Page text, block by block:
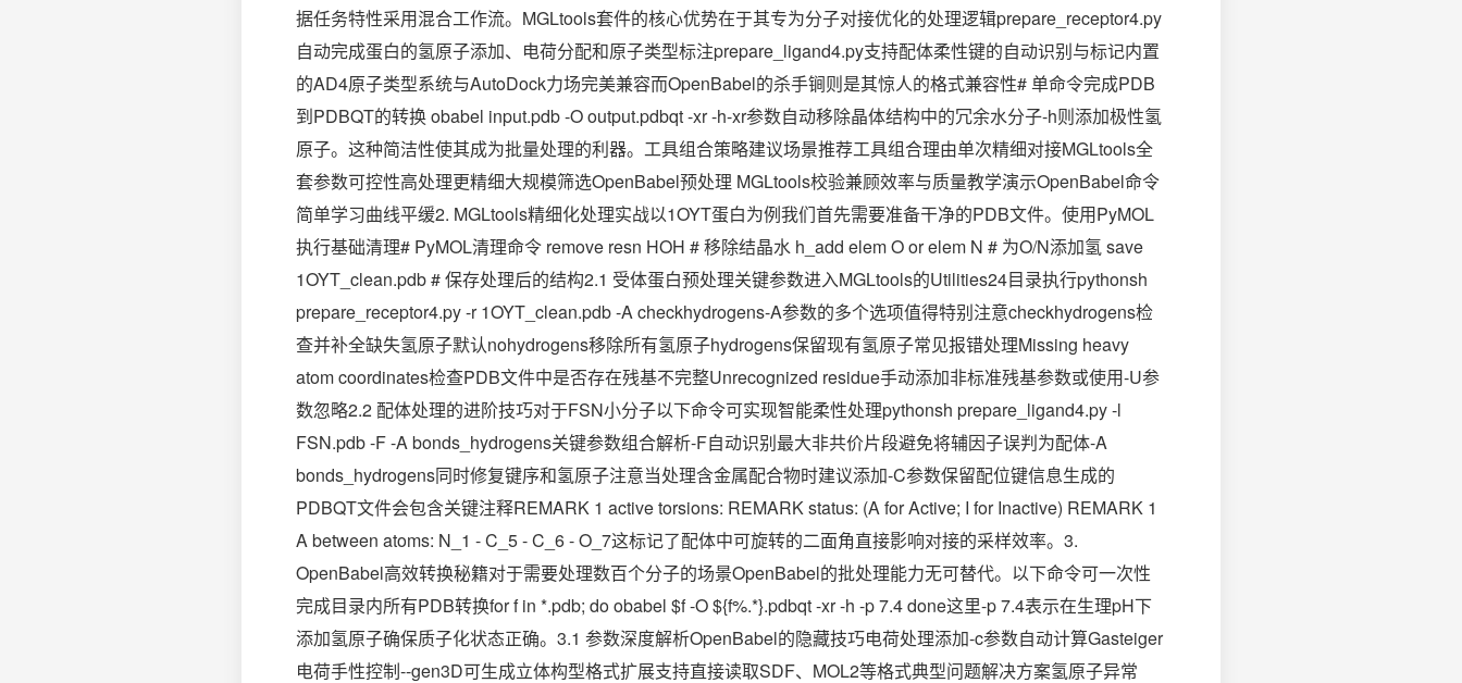
据任务特性采用混合工作流。MGLtools套件的核心优势在于其专为分子对接优化的处理逻辑prepare_receptor4.py
自动完成蛋白的氢原子添加、电荷分配和原子类型标注prepare_ligand4.py支持配体柔性键的自动识别与标记内置
的AD4原子类型系统与AutoDock力场完美兼容而OpenBabel的杀手锏则是其惊人的格式兼容性# 单命令完成PDB
到PDBQT的转换 obabel input.pdb -O output.pdbqt -xr -h-xr参数自动移除晶体结构中的冗余水分子-h则添加极性氢
原子。这种简洁性使其成为批量处理的利器。工具组合策略建议场景推荐工具组合理由单次精细对接MGLtools全
套参数可控性高处理更精细大规模筛选OpenBabel预处理 MGLtools校验兼顾效率与质量教学演示OpenBabel命令
简单学习曲线平缓2. MGLtools精细化处理实战以1OYT蛋白为例我们首先需要准备干净的PDB文件。使用PyMOL
执行基础清理# PyMOL清理命令 remove resn HOH # 移除结晶水 h_add elem O or elem N # 为O/N添加氢 save
1OYT_clean.pdb # 保存处理后的结构2.1 受体蛋白预处理关键参数进入MGLtools的Utilities24目录执行pythonsh
prepare_receptor4.py -r 1OYT_clean.pdb -A checkhydrogens-A参数的多个选项值得特别注意checkhydrogens检
查并补全缺失氢原子默认nohydrogens移除所有氢原子hydrogens保留现有氢原子常见报错处理Missing heavy
atom coordinates检查PDB文件中是否存在残基不完整Unrecognized residue手动添加非标准残基参数或使用-U参
数忽略2.2 配体处理的进阶技巧对于FSN小分子以下命令可实现智能柔性处理pythonsh prepare_ligand4.py -l
FSN.pdb -F -A bonds_hydrogens关键参数组合解析-F自动识别最大非共价片段避免将辅因子误判为配体-A
bonds_hydrogens同时修复键序和氢原子注意当处理含金属配合物时建议添加-C参数保留配位键信息生成的
PDBQT文件会包含关键注释REMARK 1 active torsions: REMARK status: (A for Active; I for Inactive) REMARK 1
A between atoms: N_1 - C_5 - C_6 - O_7这标记了配体中可旋转的二面角直接影响对接的采样效率。3.
OpenBabel高效转换秘籍对于需要处理数百个分子的场景OpenBabel的批处理能力无可替代。以下命令可一次性
完成目录内所有PDB转换for f in *.pdb; do obabel $f -O ${f%.*}.pdbqt -xr -h -p 7.4 done这里-p 7.4表示在生理pH下
添加氢原子确保质子化状态正确。3.1 参数深度解析OpenBabel的隐藏技巧电荷处理添加-c参数自动计算Gasteiger
电荷手性控制--gen3D可生成立体构型格式扩展支持直接读取SDF、MOL2等格式典型问题解决方案氢原子异常